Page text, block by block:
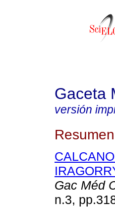
Gaceta
versión
Resumen
Gac Méd
n.3,